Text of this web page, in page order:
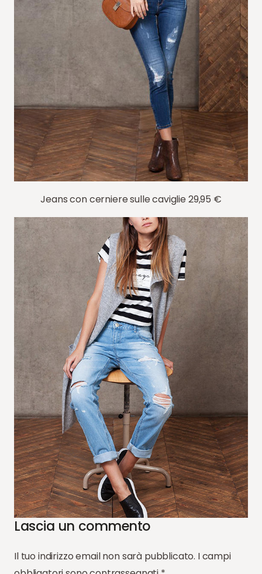
Jeans con cerniere sulle caviglie 29,95 €
Lascia un commento
Il tuo indirizzo email non sarà pubblicato. I campi